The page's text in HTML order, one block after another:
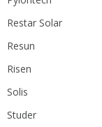
Restar Solar
Resun
Risen
Solis
Studer